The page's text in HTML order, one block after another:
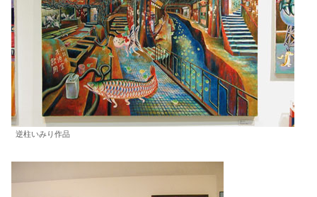
逆柱いみり作品